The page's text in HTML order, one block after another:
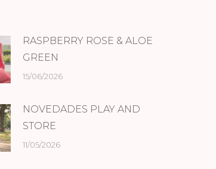
RASPBERRY ROSE & ALOE
GREEN
15/06/2026
NOVEDADES PLAY AND
STORE
11/05/2026